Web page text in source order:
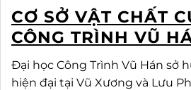
CƠ SỞ VẬT CHẤT
CÔNG TRÌNH VŨ
Đại học Công Trình Vũ Hán sở
hiện đại tại Vũ Xương và Lưu